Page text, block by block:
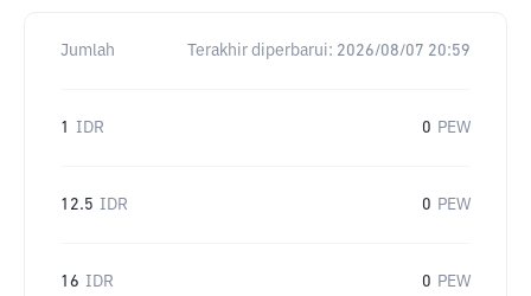
Jumlah Terakhir diperbarui: 2026/08/07 20:59
1 IDR 0 PEW
12.5 IDR 0 PEW
16 IDR 0 PEW